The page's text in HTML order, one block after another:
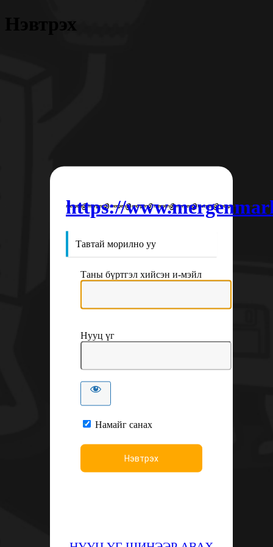
Нэвтрэх
https://
Тавтай морилно уу
Таны бүртгэл хийсэн и-мэйл
Нууц үг
Намайг санах